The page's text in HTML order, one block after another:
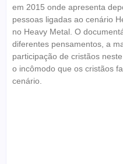
em 2015 onde apresenta
pessoas ligadas ao cenário
no Heavy Metal. O
diferentes pensamentos, a
participação de cristãos
o incômodo que os cristãos
cenário.